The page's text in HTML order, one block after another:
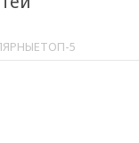
ТОП-5